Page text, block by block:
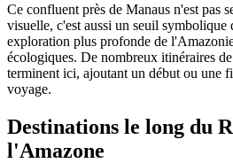
Ce confluent près de Manaus n'est pas
visuelle, c'est aussi un seuil symbolique
exploration plus profonde de
écologiques. De nombreux itinéraires
terminent ici, ajoutant un début ou une
voyage.
Destinations le long du
l'Amazone